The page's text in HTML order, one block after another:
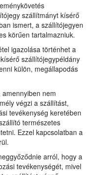
szállítmányt kísérő
ismert, a szállítójegyen
körűen tartalmazniuk.
igazolása történhet a
szállítójegypéldány
külön, megállapodás
nem
végzi a szállítást,
tevékenység keretében
természetes
Ezzel kapcsolatban a
arról, hogy a
tevékenységét, mivel